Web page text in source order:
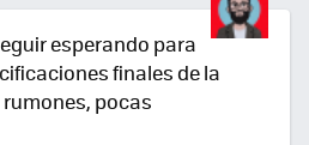
R
esperando para
finales de la
pocas